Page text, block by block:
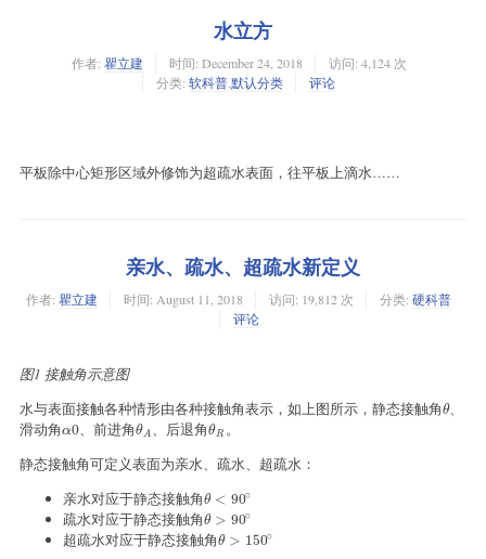
水立方
作者: 瞿立建 时间: December 24, 2018
访问: 4,124 次
分类: 软科普默认分类 评论
平板除中心矩形区域外修饰为超疏水表面，往平板上滴水……
亲水、疏水、超疏水新定义
作者: 瞿立建 时间: August 11, 2018 访问: 19,812 次 分类: 硬科普
评论
图1 接触角示意图
水与表面接触各种情形由各种接触角表示，如上图所示，静态接触角θ
θ、
滑动角α0
α0、前进角θA
θA、后退角θR
θR。
静态接触角可定义表面为亲水、疏水、超疏水：
亲水对应于静态接触角θ < 90∘
θ<90∘
疏水对应于静态接触角θ > 90∘
θ>90∘
超疏水对应于静态接触角θ > 150∘
θ>150∘